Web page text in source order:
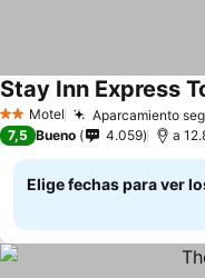
2 Estrellas
Motel Aparcamiento
Stay Inn Express
7,5 Bueno 4.059 a
Elige fechas para ver